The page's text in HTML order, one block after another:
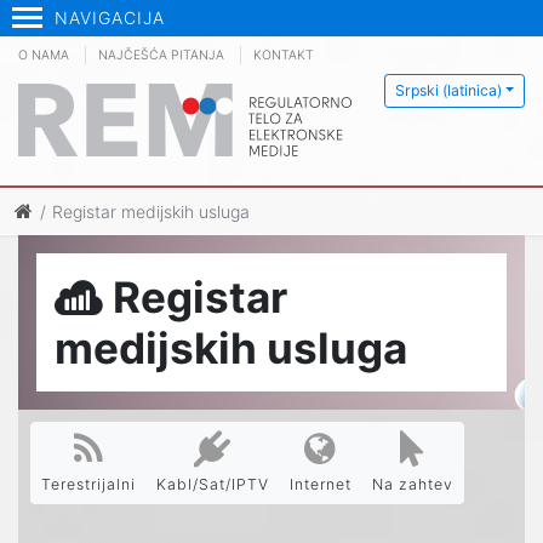
NAVIGACIJA
Srpski (latinica)
O NAMA NAJČEŠĆA PITANJA KONTAKT
Registar medijskih usluga
Registar
medijskih usluga
Terestrijalni Kabl/Sat/IPTV Internet Na zahtev